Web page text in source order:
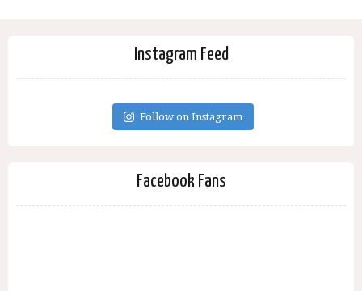
Instagram Feed
Follow on Instagram
Facebook Fans